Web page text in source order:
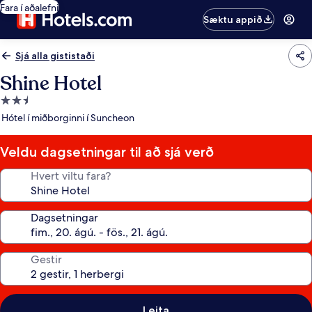
Fara í aðalefni
Sæktu appið
Sjá alla gististaði
Shine Hotel
2.5
stjörnu
Hótel í miðborginni í Suncheon
Veldu dagsetningar til að sjá verð
Hvert viltu fara?
Dagsetningar
Gestir